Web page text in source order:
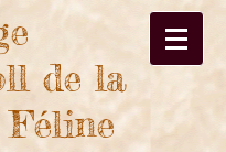
de la